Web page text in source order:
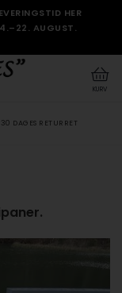
HER
AUGUST.
KURV
30 DAGES RETURRET